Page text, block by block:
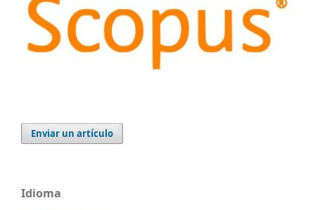
Enviar un artículo
Idioma